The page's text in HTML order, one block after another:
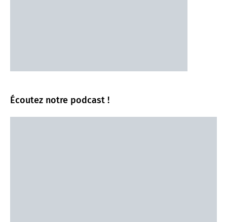
Écoutez notre podcast !